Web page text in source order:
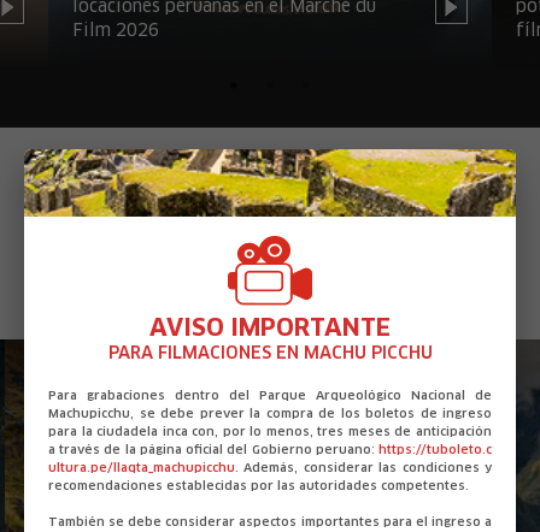
AVISO IMPORTANTE
PARA FILMACIONES EN MACHU PICCHU
Para grabaciones dentro del Parque Arqueológico Nacional de
Machupicchu, se debe prever la compra de los boletos de ingreso
para la ciudadela inca con, por lo menos, tres meses de anticipación
a través de la página oficial del Gobierno peruano: https://tuboleto.c
ultura.pe/llaqta_machupicchu . Además, considerar las condiciones y
recomendaciones establecidas por las autoridades competentes.
También se debe considerar aspectos importantes para el ingreso a
locaciones peruanas en el Marché du
Film 2026
Locaciones que te podrían